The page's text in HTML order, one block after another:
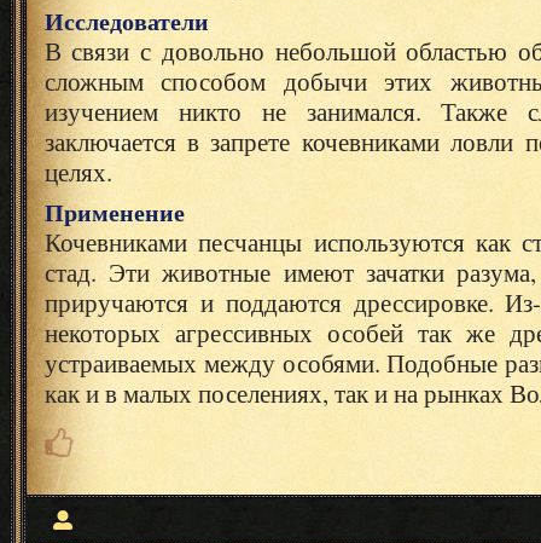
Исследователи
В связи с довольно небольшой областью
сложным способом добычи этих
изучением никто не занимался. Также
заключается в запрете кочевниками ловли
целях.
Применение
Кочевниками песчанцы используются как
стад. Эти животные имеют зачатки
приручаются и поддаются дрессировке.
некоторых агрессивных особей так же
устраиваемых между особями. Подобные
как и в малых поселениях, так и на рынках